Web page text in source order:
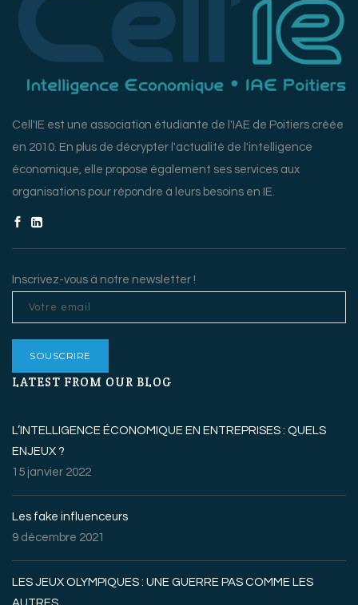
Cell'IE est une association étudiante de l'IAE de Poitiers créée
en 2010. En plus de décrypter l'actualité de l'intelligence
économique, elle propose également ses services aux
organisations pour répondre à leurs besoins en IE.
Inscrivez-vous à notre newsletter !
LATEST FROM OUR BLOG
L’INTELLIGENCE ÉCONOMIQUE EN ENTREPRISES : QUELS
ENJEUX ?
15 janvier 2022
Les fake influenceurs
9 décembre 2021
LES JEUX OLYMPIQUES : UNE GUERRE PAS COMME LES